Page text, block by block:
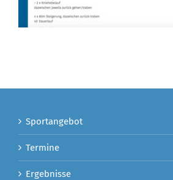
Sportangebot
Termine
Ergebnisse